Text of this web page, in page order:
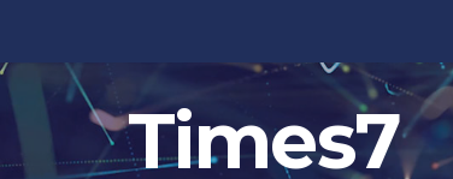
Times7